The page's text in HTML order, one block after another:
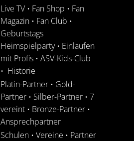
Live TV • Fan Shop • Fan
Magazin • Fan Club •
Geburtstags
Heimspielparty• Einlaufen
mit Profis • ASV-Kids-Club
• Historie
Platin-Partner • Gold-
Partner • Silber-Partner • 7
vereint • Bronze-Partner •
Ansprechpartner
Schulen • Vereine • Partner